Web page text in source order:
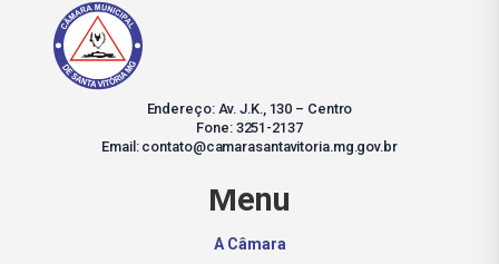
Endereço: Av. J.K., 130 – Centro
Fone: 3251-2137
Email: contato@camarasantavitoria.mg.gov.br
Menu
A Câmara